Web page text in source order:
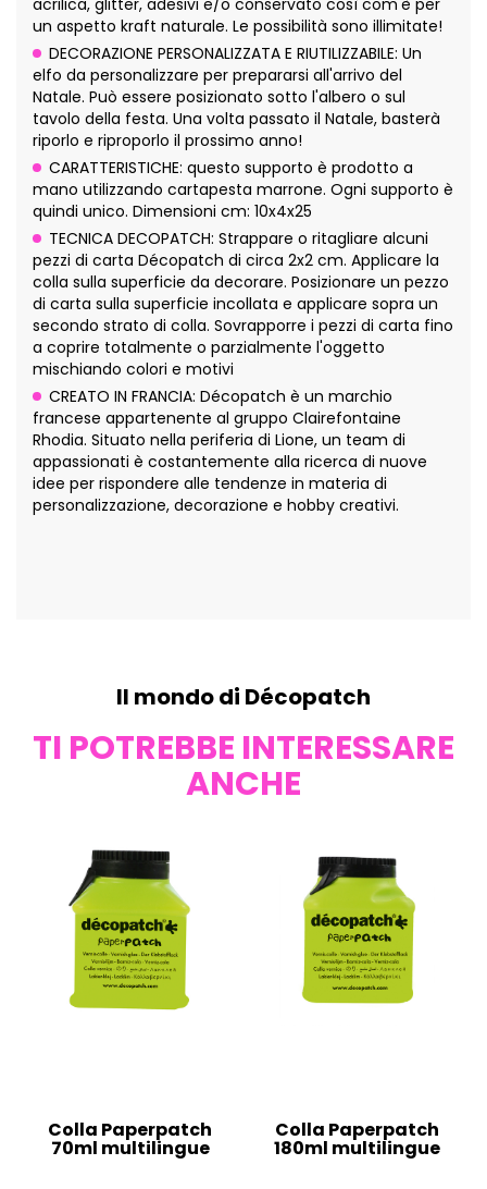
acrilica, glitter, adesivi e/o conservato così com'è per
un aspetto kraft naturale. Le possibilità sono illimitate!
DECORAZIONE PERSONALIZZATA E RIUTILIZZABILE: Un
elfo da personalizzare per prepararsi all'arrivo del
Natale. Può essere posizionato sotto l'albero o sul
tavolo della festa. Una volta passato il Natale, basterà
riporlo e riproporlo il prossimo anno!
CARATTERISTICHE: questo supporto è prodotto a
mano utilizzando cartapesta marrone. Ogni supporto è
quindi unico. Dimensioni cm: 10x4x25
TECNICA DECOPATCH: Strappare o ritagliare alcuni
pezzi di carta Décopatch di circa 2x2 cm. Applicare la
colla sulla superficie da decorare. Posizionare un pezzo
di carta sulla superficie incollata e applicare sopra un
secondo strato di colla. Sovrapporre i pezzi di carta fino
a coprire totalmente o parzialmente l'oggetto
mischiando colori e motivi
CREATO IN FRANCIA: Décopatch è un marchio
francese appartenente al gruppo Clairefontaine
Rhodia. Situato nella periferia di Lione, un team di
appassionati è costantemente alla ricerca di nuove
idee per rispondere alle tendenze in materia di
personalizzazione, decorazione e hobby creativi.
Il mondo di Décopatch
TI POTREBBE INTERESSARE
ANCHE
Colla Paperpatch
70ml multilingue
Colla Paperpatch
180ml multilingue